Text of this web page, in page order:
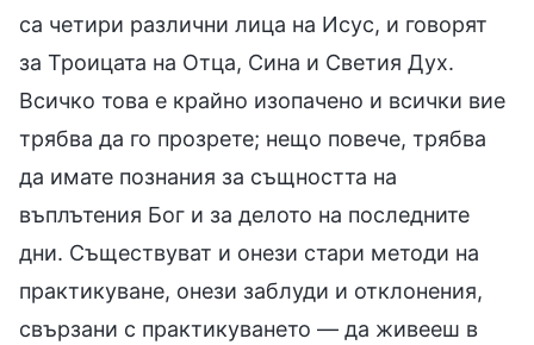
са четири различни лица на Исус, и говорят
за Троицата на Отца, Сина и Светия Дух.
Всичко това е крайно изопачено и всички вие
трябва да го прозрете; нещо повече, трябва
да имате познания за същността на
въплътения Бог и за делото на последните
дни. Съществуват и онези стари методи на
практикуване, онези заблуди и отклонения,
свързани с практикуването — да живееш в